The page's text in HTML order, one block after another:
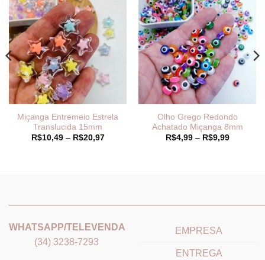
Miçanga Entremeio Estrela
Translucida 15mm
R$10,49 – R$20,97Faixa
Olho Grego Redondo
Achatado Miçanga 8mm
R$4,99 – R$9,99Faixa
WHATSAPP/TELEVENDA
(34) 3238-7293
EMPRESA
ENTREGA